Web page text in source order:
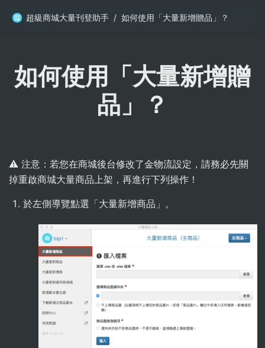
超級商城大量刊登助手 / 如何使用「大量新增贈品」？
如何使用「大量新增贈
品」？
⚠️ 注意：若您在商城後台修改了金物流設定，請務必先關
掉重啟商城大量商品上架，再進行下列操作！
於左側導覽點選「大量新增商品」。